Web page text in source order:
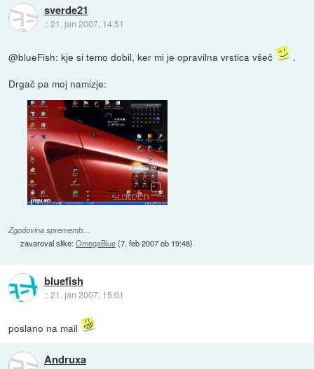
sverde21
::21. jan 2007, 14:51
@blueFish: kje si temo dobil, ker mi je opravilna vrstica všeč
.
Drgač pa moj namizje:
Zgodovina sprememb…
zavaroval slike:OmegaBlue(7. feb 2007 ob 19:48)
bluefish
::21. jan 2007, 15:01
poslano na mail
Andruxa